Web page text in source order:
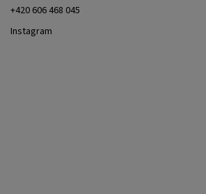
+420 606 468 045
Instagram